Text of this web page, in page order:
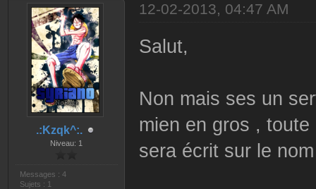
.:Kzqk^:.
Niveau: 1
Messages : 4
Sujets : 1
12-02-2013, 04:47 AM
Salut,
Non mais ses un
mien en gros ,
sera écrit sur le